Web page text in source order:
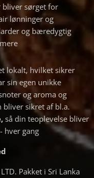
sørget for
lønninger og
og bæredygtig
lokalt, hvilket sikrer
sin egen unikke
og aroma og
sikret af bl.a.
så din teoplevelse bliver
hver gang
Pakket i Sri Lanka